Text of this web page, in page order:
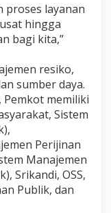
proses layanan
hingga
bagi kita,”
resiko,
sumber daya.
memiliki
Sistem
Perijinan
Manajemen
Srikandi, OSS,
Publik, dan